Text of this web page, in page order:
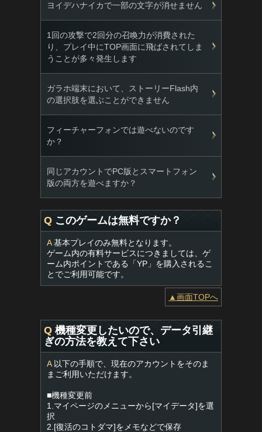
ヨイデハナイカで一部の文字が消せません
1回の攻撃で2回分の召喚力が消費された
り、プレイ中にTOP画面に飛ばされてしま
うことが多々発生します
ガラホ端末において、ストーリーFlash内
の選択肢を選ぶことができません
フィーチャーフォンでは遊べないのです
か？
同じアカウントでPC版とスマートフォン
版の両方を遊べますか？
Q このゲームは無料ですか？
A基本プレイのみ無料となります。
ゲーム内の有料サービスにつきましては、ゲ
ーム内ポイントである「YP」を購入されるこ
とでご利用可能です。
▲画面TOPへ
Q 機種変更したいので、データ引継
ぎの方法を教えて下さい
A以下の手順で、現在のアカウントをそのま
まご利用いただけます。
■機種変更前
1.マイページのメニューから[マイデータ]を選
択
2.[復活のコトダマ]をメモなどで保存